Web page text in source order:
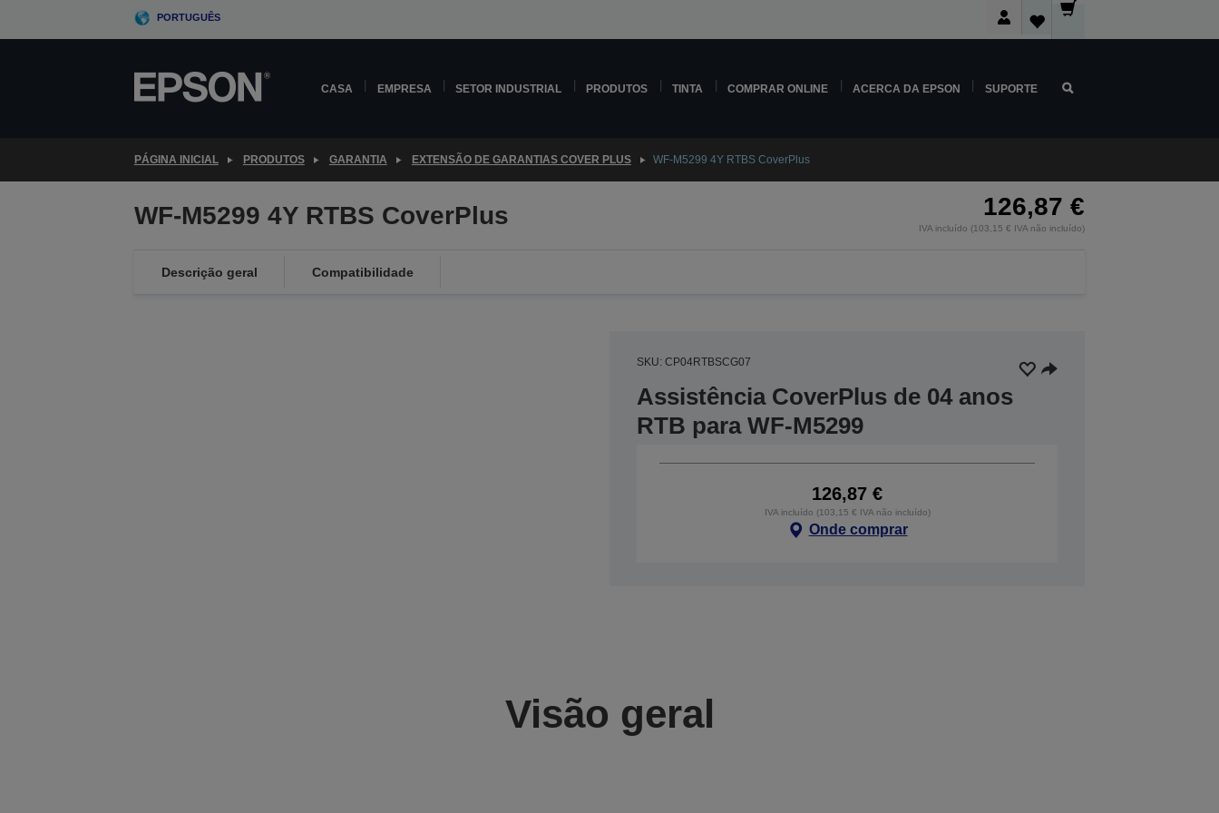
PORTUGUÊS
CASA EMPRESA SETOR INDUSTRIAL PRODUTOS TINTA COMPRAR ONLINE ACERCA DA EPSON SUPORTE
PÁGINA INICIAL PRODUTOS GARANTIA EXTENSÃO DE GARANTIAS COVER PLUS WF-M5299 4Y RTBS CoverPlus
WF-M5299 4Y RTBS CoverPlus 126,87 €
IVA incluído (103,15 € IVA não incluído)
Descrição geral Compatibilidade
SKU: CP04RTBSCG07
Assistência CoverPlus de 04 anos
RTB para WF-M5299
126,87 €
IVA incluído (103,15 € IVA não incluído)
Onde comprar
Visão geral